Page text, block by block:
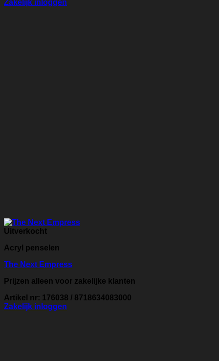
Zakelijk inloggen
Uitverkocht
Acryl penselen
The Next Empress
Prijzen alleen voor zakelijke klanten
Artikel nr: 176038 / 8718634083000
Zakelijk inloggen